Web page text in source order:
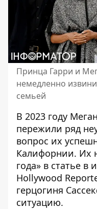
Принца Гарри и
немедленно
семьей
В 2023 году
пережили ряд
вопрос их
Калифорнии. Их
года» в статье в
Hollywood
герцогиня
ситуацию.